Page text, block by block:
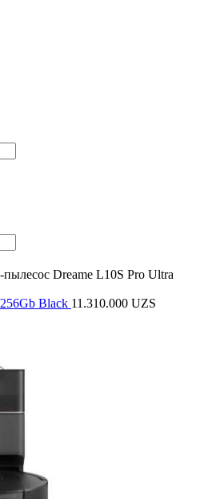
пылесос Dreame L10S Pro Ultra
Black 11.310.000 UZS